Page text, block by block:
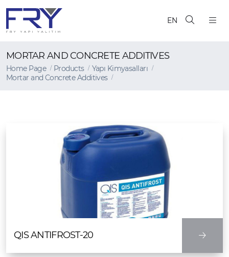
EN
MORTAR AND CONCRETE ADDITIVES
Home Page Products
Yapı Kimyasalları
Mortar and Concrete Additives
QIS ANTIFROST-20